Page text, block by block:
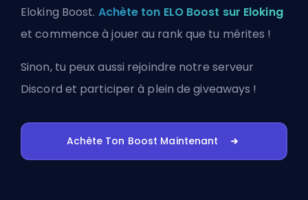
Eloking Boost. Achète ton ELO Boost sur Eloking
et commence à jouer au rank que tu mérites !
Sinon, tu peux aussi rejoindre notre serveur
Discord et participer à plein de giveaways !
Achète Ton Boost Maintenant